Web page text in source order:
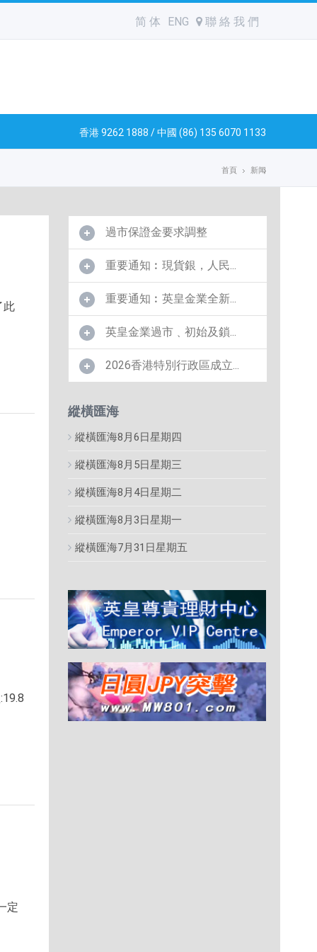
简 体 ENG 聯 絡 我 們
香港 9262 1888 / 中國 (86) 135 6070 1133
首頁 新闻
此
定
過市保證金要求調整
重要通知︰現貨銀，人民...
重要通知︰英皇金業全新...
英皇金業過市﹑初始及鎖...
2026香港特別行政區成立...
縱橫匯海
縱橫匯海8月6日星期四
縱橫匯海8月5日星期三
縱橫匯海8月4日星期二
縱橫匯海8月3日星期一
縱橫匯海7月31日星期五